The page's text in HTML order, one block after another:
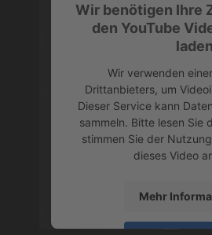
Wir benötigen Ihre
den YouTube
Wir verwenden
Drittanbieters, um
Dieser Service kann
sammeln. Bitte lesen Sie
stimmen Sie der
dieses Video
Mehr